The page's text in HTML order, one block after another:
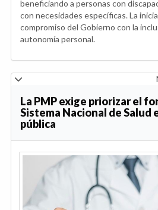
beneficiando a personas con
con necesidades específicas. La
compromiso del Gobierno con la
autonomía personal.
La PMP exige priorizar el
Sistema Nacional de Salud
pública